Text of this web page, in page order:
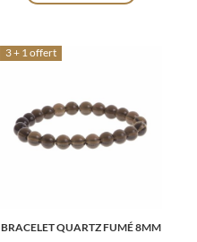
3 + 1 offert
BRACELET QUARTZ FUMÉ 8MM